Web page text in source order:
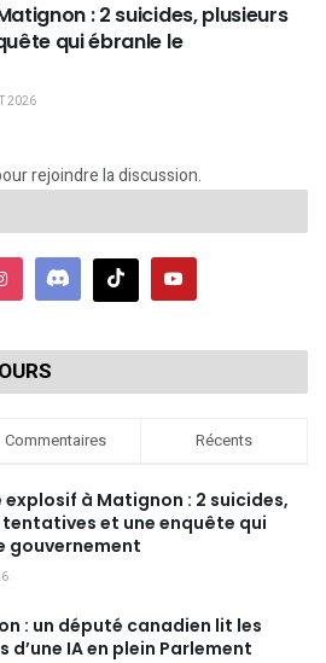
: 2 suicides, plusieurs
qui ébranle le
2026
rejoindre la discussion.
Commentaires Récents
explosif à Matignon : 2 suicides,
et une enquête qui
gouvernement
: un député canadien lit les
d’une IA en plein Parlement